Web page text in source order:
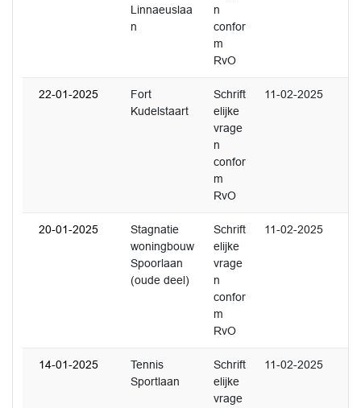
Linnaeuslaa
n
n
confor
m
RvO
22-01-2025
Fort
Kudelstaart
Schrift
elijke
vrage
n
confor
m
RvO
11-02-2025
20-01-2025
Stagnatie
woningbouw
Spoorlaan
(oude deel)
Schrift
elijke
vrage
n
confor
m
RvO
11-02-2025
14-01-2025
Tennis
Sportlaan
Schrift
elijke
vrage
11-02-2025